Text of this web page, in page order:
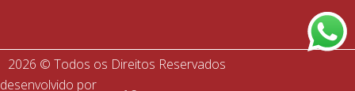
2026 © Todos os Direitos Reservados
desenvolvido por